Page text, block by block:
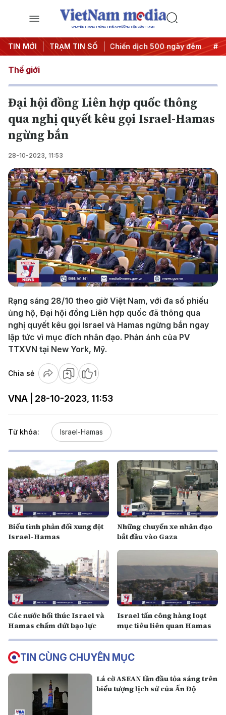
CHUYÊN TRANG THÔNG TIN ĐA PHƯƠNG TIỆN CỦA TTXVN
TIN MỚI TRẠM TIN SỐ
thành hành động #Chiến dịch 500 ngày đêm #Chống
Thế giới
Đại hội đồng Liên hợp quốc thông
qua nghị quyết kêu gọi Israel-Hamas
ngừng bắn
28-10-2023, 11:53
Play
Video
Rạng sáng 28/10 theo giờ Việt Nam, với đa số phiếu
ủng hộ, Đại hội đồng Liên hợp quốc đã thông qua
nghị quyết kêu gọi Israel và Hamas ngừng bắn ngay
lập tức vì mục đích nhân đạo. Phản ánh của PV
TTXVN tại New York, Mỹ.
Chia sẻ 1
VNA | 28-10-2023, 11:53
Từ khóa: Israel-Hamas
Biểu tình phản đối xung đột
Israel-Hamas
Những chuyến xe nhân đạo
bắt đầu vào Gaza
Các nước hối thúc Israel và
Hamas chấm dứt bạo lực
Israel tấn công hàng loạt
mục tiêu liên quan Hamas
TIN CÙNG CHUYÊN MỤC
Lá cờ ASEAN lần đầu tỏa sáng trên
biểu tượng lịch sử của Ấn Độ